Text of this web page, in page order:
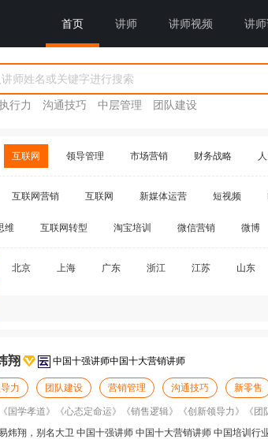
首页 讲师 讲师视频 讲
行力 沟通技巧 中层管理 团队建设
互联网 领导管理 市场营销 财务战略
互联网营销 互联网 新媒体运营 短视频
维 互联网转型 淘宝培训 微信营销 微博
北京 上海 广东 浙江 江苏 山东
翔 中国十强讲师中国十大营销讲师
力 团队建设 营销管理 沟通技巧 新零售
《国学孝道》《心态定命运》《销售逻辑》《创新领导力》《团队 建
炜翔，别名大卫 中国十强讲师 中国十大营销讲师 中国培训行